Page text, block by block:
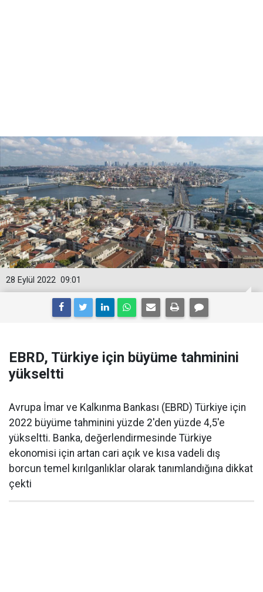
09:01
28 Eylül 2022
EBRD, Türkiye için büyüme tahminini
yükseltti
Avrupa İmar ve Kalkınma Bankası (EBRD) Türkiye için
2022 büyüme tahminini yüzde 2'den yüzde 4,5'e
yükseltti. Banka, değerlendirmesinde Türkiye
ekonomisi için artan cari açık ve kısa vadeli dış
borcun temel kırılganlıklar olarak tanımlandığına dikkat
çekti